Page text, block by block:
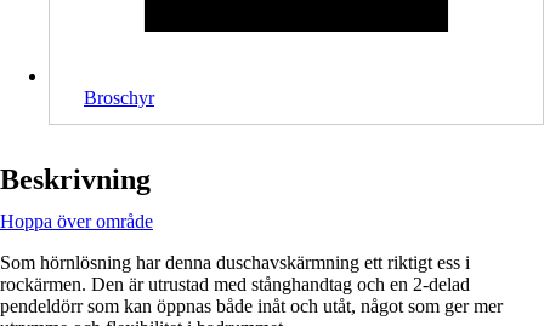
Broschyr
Beskrivning
Hoppa över område
Som hörnlösning har denna duschavskärmning ett riktigt ess i
rockärmen. Den är utrustad med stånghandtag och en 2-delad
pendeldörr som kan öppnas både inåt och utåt, något som ger mer